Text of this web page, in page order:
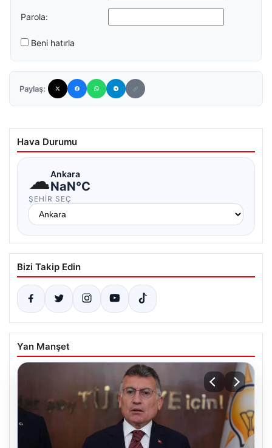
Parola:
Beni hatırla
Paylaş:
Hava Durumu
☁Ankara
NaN°C
ŞEHIR SEÇ
Bizi Takip Edin
Yan Manşet